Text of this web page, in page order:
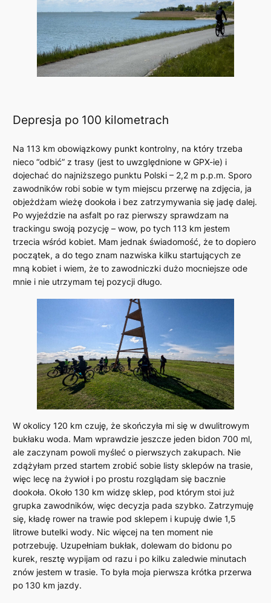
Depresja po 100 kilometrach
Na 113 km obowiązkowy punkt kontrolny, na który trzeba
nieco “odbić” z trasy (jest to uwzględnione w GPX-ie) i
dojechać do najniższego punktu Polski – 2,2 m p.p.m. Sporo
zawodników robi sobie w tym miejscu przerwę na zdjęcia, ja
objeżdżam wieżę dookoła i bez zatrzymywania się jadę dalej.
Po wyjeździe na asfalt po raz pierwszy sprawdzam na
trackingu swoją pozycję – wow, po tych 113 km jestem
trzecia wśród kobiet. Mam jednak świadomość, że to dopiero
początek, a do tego znam nazwiska kilku startujących ze
mną kobiet i wiem, że to zawodniczki dużo mocniejsze ode
mnie i nie utrzymam tej pozycji długo.
W okolicy 120 km czuję, że skończyła mi się w dwulitrowym
bukłaku woda. Mam wprawdzie jeszcze jeden bidon 700 ml,
ale zaczynam powoli myśleć o pierwszych zakupach. Nie
zdążyłam przed startem zrobić sobie listy sklepów na trasie,
więc lecę na żywioł i po prostu rozglądam się bacznie
dookoła. Około 130 km widzę sklep, pod którym stoi już
grupka zawodników, więc decyzja pada szybko. Zatrzymuję
się, kładę rower na trawie pod sklepem i kupuję dwie 1,5
litrowe butelki wody. Nic więcej na ten moment nie
potrzebuję. Uzupełniam bukłak, dolewam do bidonu po
kurek, resztę wypijam od razu i po kilku zaledwie minutach
znów jestem w trasie. To była moja pierwsza krótka przerwa
po 130 km jazdy.